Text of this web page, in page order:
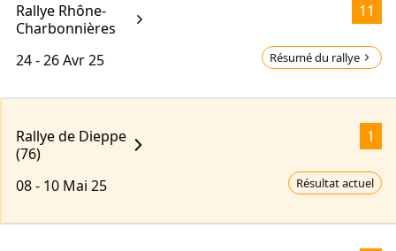
Rallye Rhône-
Charbonnières
24 - 26Avr 25
11
Résumé du rallye
Rallye de Dieppe
(76)
08 - 10 Mai 25
1
Résultat actuel